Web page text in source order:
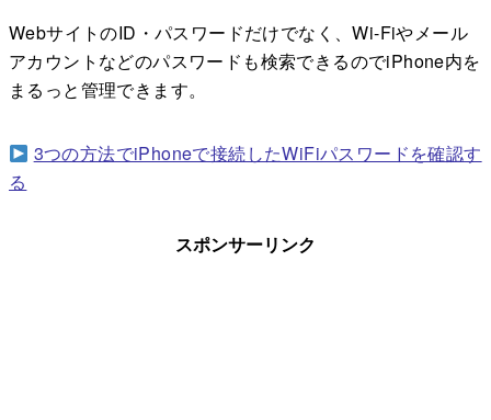
WebサイトのID・パスワードだけでなく、Wi-Fiやメール
アカウントなどのパスワードも検索できるのでiPhone内を
まるっと管理できます。
3つの方法でiPhoneで接続したWiFiパスワードを確認す
る
スポンサーリンク